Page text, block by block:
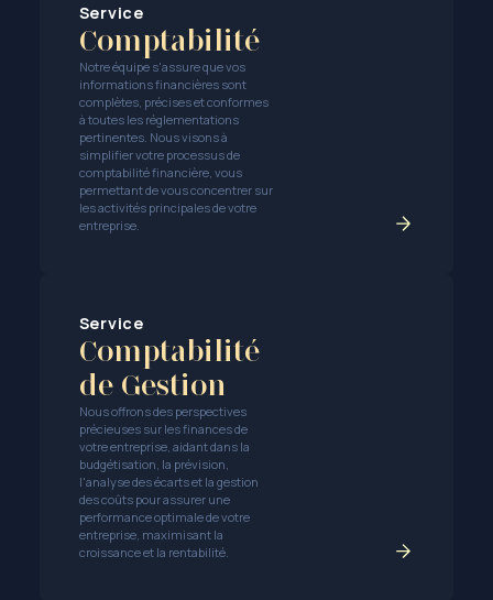
Service
Comptabilité
Notre équipe s'assure que vos
informations financières sont
complètes, précises et conformes
à toutes les réglementations
pertinentes. Nous visons à
simplifier votre processus de
comptabilité financière, vous
permettant de vous concentrer sur
les activités principales de votre
entreprise.
Service
Comptabilité
de Gestion
Nous offrons des perspectives
précieuses sur les finances de
votre entreprise, aidant dans la
budgétisation, la prévision,
l'analyse des écarts et la gestion
des coûts pour assurer une
performance optimale de votre
entreprise, maximisant la
croissance et la rentabilité.